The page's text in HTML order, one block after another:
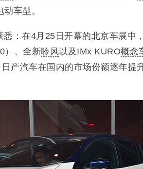
车型。
悉：在4月25日开幕的北京车展中
）、全新聆风以及IMx KURO概念
产汽车在国内的市场份额逐年提